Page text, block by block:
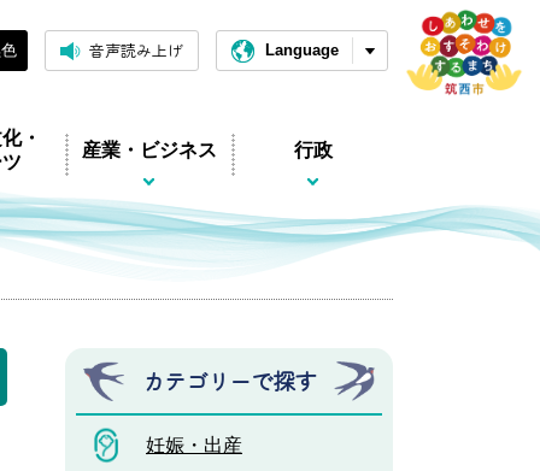
音声読み上げ Language
・
産業・ビジネス 行政
カテゴリーで探す
妊娠・出産